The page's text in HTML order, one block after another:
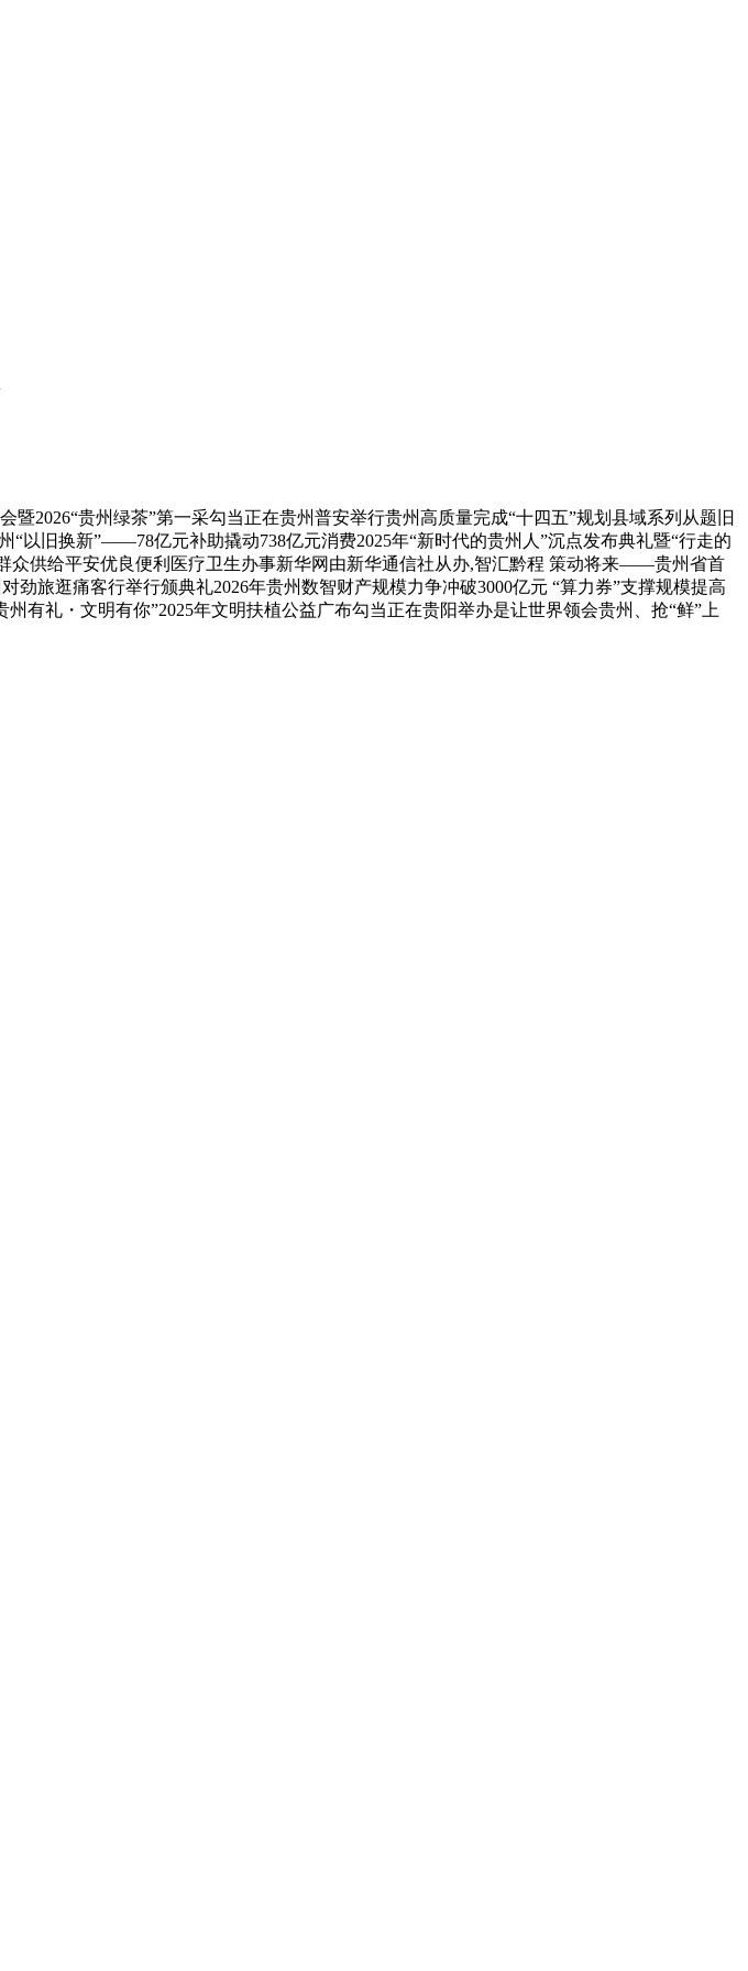
贵州绿茶”第一采勾当正在贵州普安举行贵州高质量完成“十四五”规划县域系列从题旧
以旧换新”——78亿元补助撬动738亿元消费2025年“新时代的贵州人”沉点发布典礼暨“行走的
众供给平安优良便利医疗卫生办事新华网由新华通信社从办,智汇黔程 策动将来——贵州省首
旅逛痛客行举行颁典礼2026年贵州数智财产规模力争冲破3000亿元 “算力券”支撑规模提高
有礼・文明有你”2025年文明扶植公益广布勾当正在贵阳举办是让世界领会贵州、抢“鲜”上